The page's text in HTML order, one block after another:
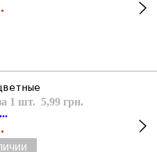
1 шт. 5,99 грн.